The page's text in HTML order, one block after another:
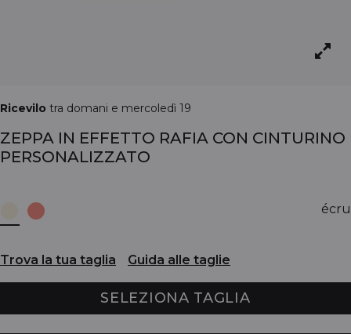
Ricevilo tra domani e mercoledì 19
ZEPPA IN EFFETTO RAFIA CON CINTURINO
PERSONALIZZATO
écru
Trova la tua taglia Guida alle taglie
SELEZIONA TAGLIA